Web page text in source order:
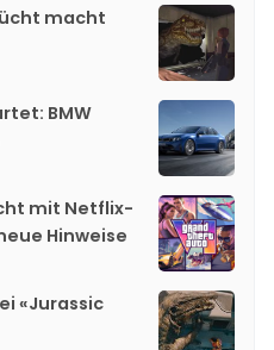
macht
BMW
mit Netflix-
Hinweise
«Jurassic